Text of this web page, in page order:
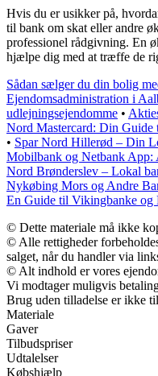
Hvis du er usikker på,
til bank om skat eller andre
professionel rådgivning. En
hjælpe dig med at træffe de
Sådan sælger du din bolig
Ejendomsadministration i
udlejningsejendomme •
Nord Mastercard: Din
• Spar Nord Hillerød – Din
Mobilbank og Netbank App:
Nord Brønderslev – Lokal
Nykøbing Mors og Andre
En Guide til Vikingbanke og
© Dette materiale må ikke
© Alle rettigheder
salget, når du handler via
© Alt indhold er vores
Vi modtager muligvis
Brug uden tilladelse er ikke
Materiale
Gaver
Tilbudspriser
Udtalelser
Købshjælp